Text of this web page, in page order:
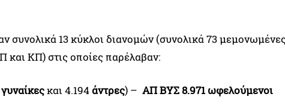
συνολικά 13 κύκλοι διανομών (συνολικά 73
και ΚΠ) στις οποίες παρέλαβαν:
γυναίκεςκαι 4.194άντρες) – ΑΠ ΒΥΣ 8.971 ωφελούμενοι